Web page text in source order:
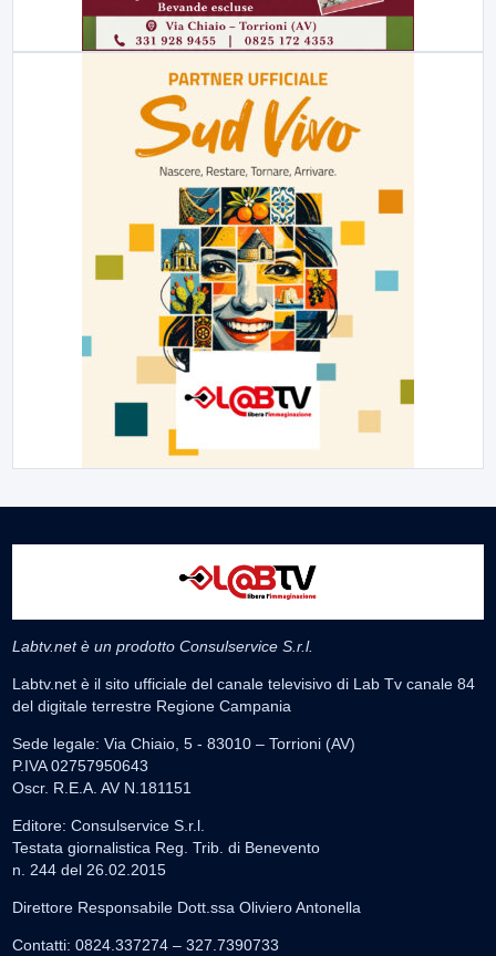
Labtv.net è un prodotto Consulservice S.r.l.
Labtv.net è il sito ufficiale del canale televisivo di Lab Tv canale 84
del digitale terrestre Regione Campania
Sede legale: Via Chiaio, 5 - 83010 – Torrioni (AV)
P.IVA 02757950643
Oscr. R.E.A. AV N.181151
Editore: Consulservice S.r.l.
Testata giornalistica Reg. Trib. di Benevento
n. 244 del 26.02.2015
Direttore Responsabile Dott.ssa Oliviero Antonella
Contatti: 0824.337274 – 327.7390733